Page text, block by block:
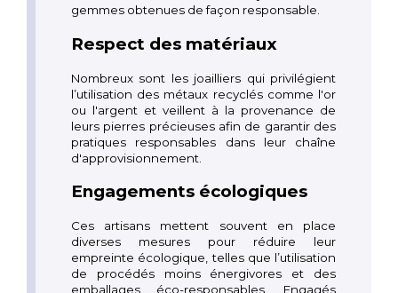
gemmes obtenues de façon responsable.
Respect des matériaux
Nombreux sont les joailliers qui privilégient
l’utilisation des métaux recyclés comme l'or
ou l'argent et veillent à la provenance de
leurs pierres précieuses afin de garantir des
pratiques responsables dans leur chaîne
d'approvisionnement.
Engagements écologiques
Ces artisans mettent souvent en place
diverses mesures pour réduire leur
empreinte écologique, telles que l’utilisation
de procédés moins énergivores et des
emballages éco-responsables. Engagés